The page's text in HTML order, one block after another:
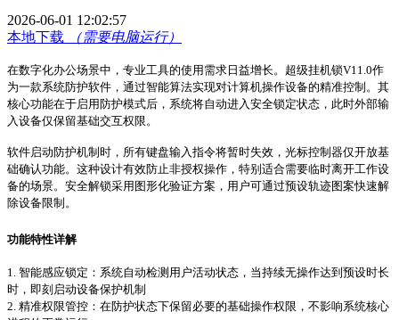
2026-06-01 12:02:57
本地下载
（需要电脑运行）
在数字化办公场景中，专业工具的使用需求日益增长。超级挂机锁V11.0作
为一款系统防护软件，通过智能算法实现对计算机操作设备的精准控制。其
核心功能在于启用防护模式后，系统将自动进入安全锁定状态，此时外部输
入设备仅保留基础交互权限。
软件启动防护机制时，所有键盘输入指令将暂时失效，光标控制器仅开放基
础确认功能。这种设计有效防止非授权操作，特别适合需要临时离开工作设
备的场景。安全解锁采用图形化验证方案，用户可通过预设轨迹图案快速解
除设备限制。
功能特性详解
1. 智能感应锁定：系统自动检测用户活动状态，当持续无操作达到预设时长
时，即刻启动设备保护机制
2. 精准权限管控：在防护状态下保留必要的基础操作权限，不影响系统核心